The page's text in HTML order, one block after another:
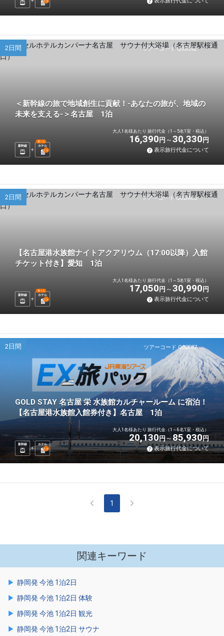
1 泊
ツアーコード Q02C5Z
2日間
＜新幹線の旅で地域創生に貢献！-あなたの旅が、地域の
未来を支える-＞名古屋 1泊
新幹線 ホテル
選べる
1 泊
大人1名様あたり 旅行代金（1～5名1室・税込）
16,390 円 30,330 円
表示旅行代金について
ツアーコード Q02ME3
2日間
【名古屋港水族館ナイトアクアリウム（17:00以降）入館
チケット付き】愛知 1泊
新幹線 ホテル
選べる
1 泊
大人1名様あたり 旅行代金（1～5名1室・税込）
17,050 円 30,990 円
表示旅行代金について
ツアーコード Q02E87
2日間
GOLD STAY 名古屋 栄 水族館カルチャールーム に宿泊！
【名古屋港水族館入館券付き】名古屋 1泊
新幹線
ホテル
1 泊
大人1名様あたり 旅行代金（1～6名1室・税込）
20,130円 85,930円
表示旅行代金について
1
関連キーワード
静岡発 今池 1泊2日
静岡発 今池 1泊2日 体験
静岡発 今池 1泊2日 観光
静岡発 今池 1泊2日 サウナ